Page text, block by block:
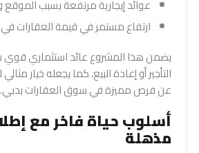
عوائد إيجارية مرتفعة بسبب الموقع
ارتفاع مستمر في قيمة العقارات
يضمن هذا المشروع عائد استثماري
التأجير أو إعادة البيع، كما يجعله خيار
عن فرص مميزة في سوق العقارات بدبي.
أسلوب حياة فاخر مع
مذهلة